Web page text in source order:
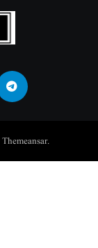
Themeansar.